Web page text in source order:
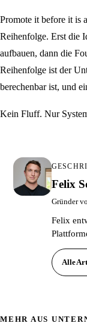
Promote it before it is
Reihenfolge. Erst die
aufbauen, dann die
Reihenfolge ist der
berechenbar ist, und
Kein Fluff. Nur
Felix
Gründer
Felix
Alle
MEHR AUS